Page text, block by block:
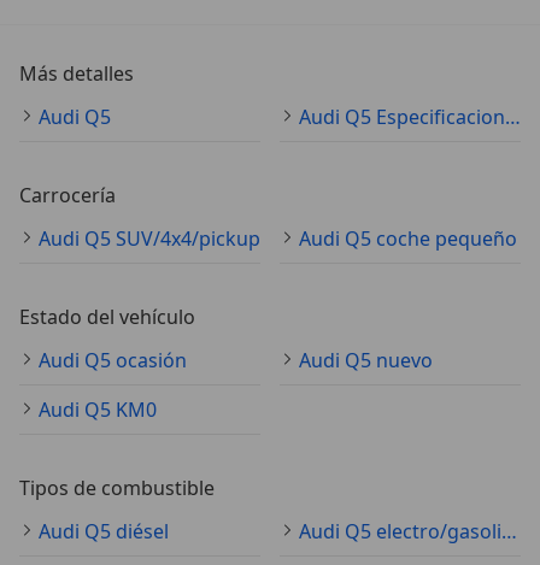
Más detalles
Audi Q5
Audi Q5 Especificaciones técnicas
Carrocería
Audi Q5 SUV/4x4/pickup
Audi Q5 coche pequeño
Estado del vehículo
Audi Q5 ocasión
Audi Q5 nuevo
Audi Q5 KM0
Tipos de combustible
Audi Q5 diésel
Audi Q5 electro/gasolina